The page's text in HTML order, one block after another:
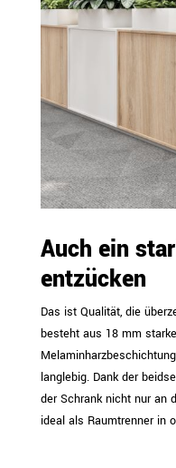
Auch ein
entzücken
Das ist Qualität, die
besteht aus 18 mm
langlebig. Dank der
der Schrank nicht nur an
ideal als Raumtrenner in